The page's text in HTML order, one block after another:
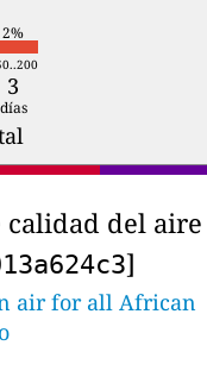
2%
3
días
del aire
]
air for all African